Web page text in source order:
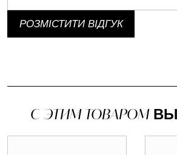
РОЗМІСТИТИ ВІДГУК
С ЭТИМ ТОВАРОМ